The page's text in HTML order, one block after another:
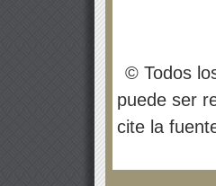
© Todos
puede ser
cite la